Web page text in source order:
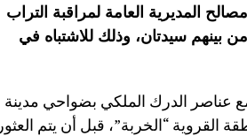
المديرية العامة لمراقبة التراب
من بينهم سيدتان، وذلك للاشتباه في
عناصر الدرك الملكي بضواحي مدينة
“الخربة”، قبل أن يتم العثور